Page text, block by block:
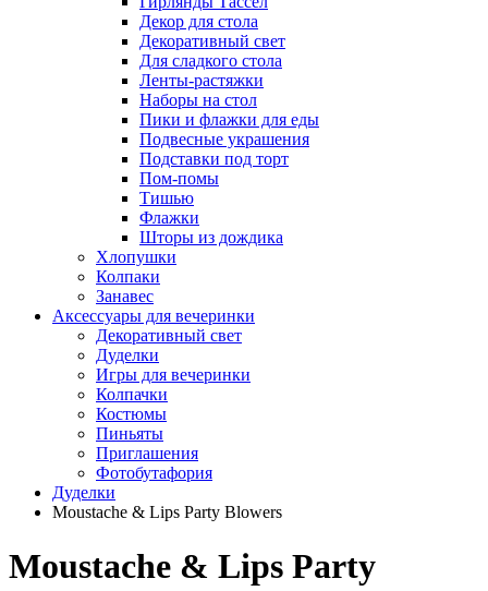
Декор для стола
Декоративный свет
Для сладкого стола
Ленты-растяжки
Наборы на стол
Пики и флажки для еды
Подвесные украшения
Подставки под торт
Пом-помы
Тишью
Флажки
Шторы из дождика
Хлопушки
Колпаки
Занавес
Аксессуары для вечеринки
Декоративный свет
Дуделки
Игры для вечеринки
Колпачки
Костюмы
Пиньяты
Приглашения
Фотобутафория
Дуделки
Moustache & Lips Party Blowers
Moustache & Lips Party